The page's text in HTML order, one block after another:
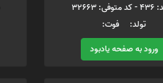
32663
تولد: فوت:
ورود به صفحه یادبود